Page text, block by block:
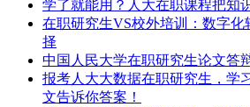
学了就能用？人大在职课程把知
在职研究生VS校外培训：数字
择
中国人民大学在职研究生论文答
报考人大大数据在职研究生，学
文告诉你答案！